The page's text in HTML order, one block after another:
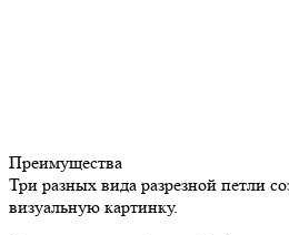
Преимущества
Три разных вида разрезной петли
визуальную картинку.